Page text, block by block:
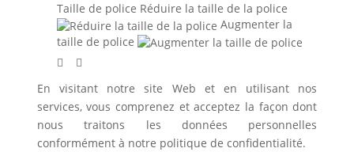
Taille de police Réduire la taille de la police
Augmenter la
taille de police
En visitant notre site Web et en utilisant nos
services, vous comprenez et acceptez la façon dont
nous traitons les données personnelles
conformément à notre politique de confidentialité.